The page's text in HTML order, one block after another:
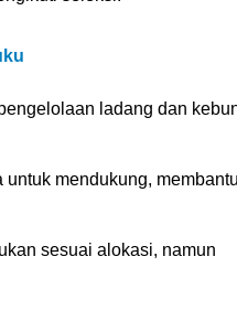
ladang dan
mendukung,
sesuai alokasi, namun